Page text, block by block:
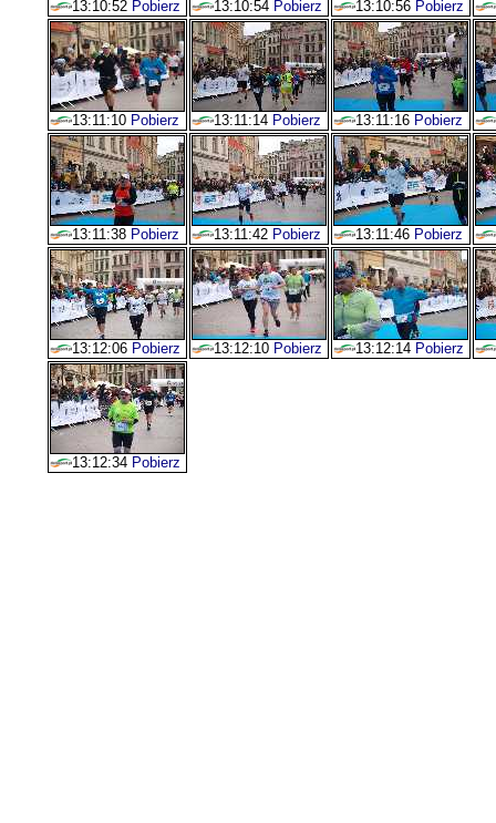
13:10:52 Pobierz 13:10:54 Pobierz 13:10:56 Pobierz
13:11:10 Pobierz 13:11:14 Pobierz 13:11:16 Pobierz
13:11:38 Pobierz 13:11:42 Pobierz 13:11:46 Pobierz
13:12:06 Pobierz 13:12:10 Pobierz 13:12:14 Pobierz
13:12:34 Pobierz